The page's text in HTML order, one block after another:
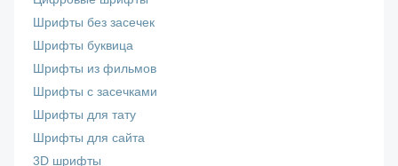
Шрифты без засечек
Шрифты буквица
Шрифты из фильмов
Шрифты с засечками
Шрифты для тату
Шрифты для сайта
3D шрифты